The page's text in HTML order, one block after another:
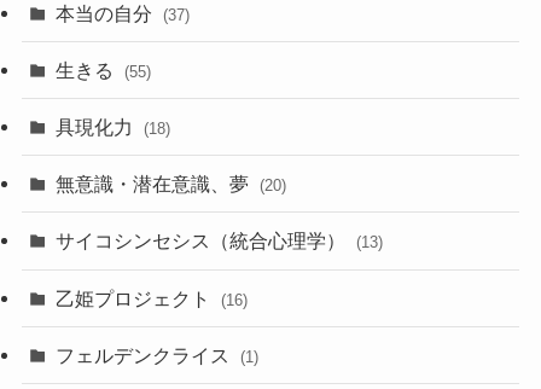
本当の自分 (37)
生きる (55)
具現化力 (18)
無意識・潜在意識、夢 (20)
サイコシンセシス（統合心理学） (13)
乙姫プロジェクト (16)
フェルデンクライス (1)